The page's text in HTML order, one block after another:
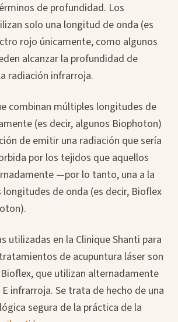
de profundidad. Los
solo una longitud de onda (es
rojo únicamente, como algunos
alcanzar la profundidad de
radiación infrarroja.
combinan múltiples longitudes de
(es decir, algunos Biophoton)
de emitir una radiación que sería
por los tejidos que aquellos
—por lo tanto, una a la
de onda (es decir, Bioflex
utilizadas en la Clinique Shanti para
de acupuntura láser son
que utilizan alternadamente
infrarroja. Se trata de hecho de una
segura de la práctica de la